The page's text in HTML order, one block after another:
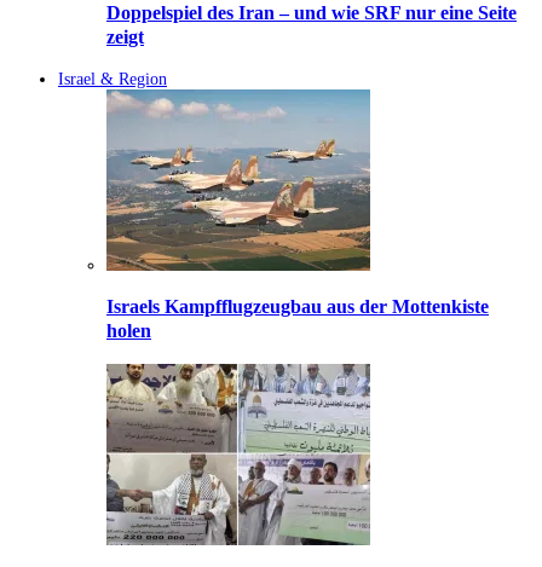
Doppelspiel des Iran – und wie SRF nur eine Seite
zeigt
Israel & Region
Israels Kampfflugzeugbau aus der Mottenkiste
holen